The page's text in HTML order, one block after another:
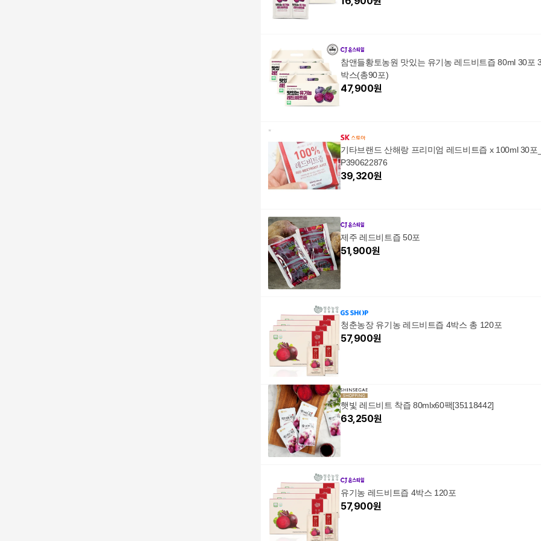
참앤들황토농원 맛있는 유기농 레드비트즙 80ml 30포
박스(총90포)
47,900원
기타브랜드 산해랑 프리미엄 레드비트즙 x 100ml 30포
P390622876
39,320원
제주 레드비트즙 50포
51,900원
청춘농장 유기농 레드비트즙 4박스 총 120포
57,900원
햇빛 레드비트 착즙 80mlx60팩[35118442]
63,250원
유기농 레드비트즙 4박스 120포
57,900원